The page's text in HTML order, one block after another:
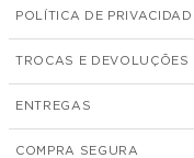
POLÍTICA DE
TROCAS E DEVOLUÇÕES
ENTREGAS
COMPRA SEGURA